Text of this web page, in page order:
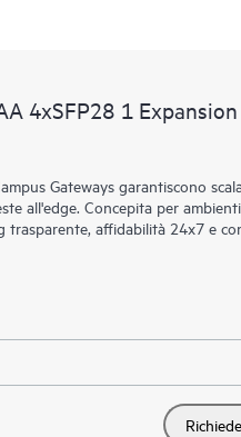
4xSFP28 1
Gateways garantiscono
all'edge. Concepita per
trasparente, affidabilità 24x7 e